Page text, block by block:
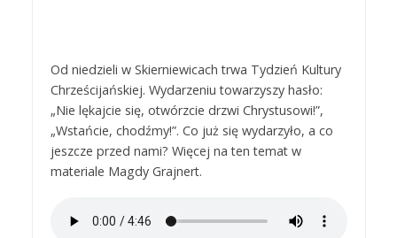
Od niedzieli w Skierniewicach trwa Tydzień Kultury
Chrześcijańskiej. Wydarzeniu towarzyszy hasło:
„Nie lękajcie się, otwórzcie drzwi Chrystusowi!”,
„Wstańcie, chodźmy!”. Co już się wydarzyło, a co
jeszcze przed nami? Więcej na ten temat w
materiale Magdy Grajnert.